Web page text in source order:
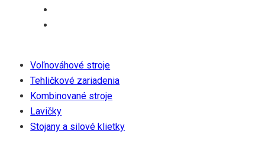
Voľnováhové stroje
Tehličkové zariadenia
Kombinované stroje
Lavičky
Stojany a silové klietky